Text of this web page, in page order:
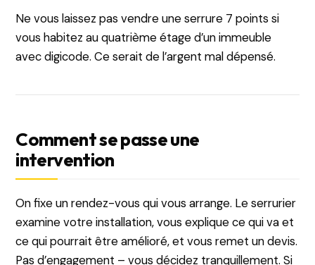
Ne vous laissez pas vendre une serrure 7 points si
vous habitez au quatrième étage d’un immeuble
avec digicode. Ce serait de l’argent mal dépensé.
Comment se passe une
intervention
On fixe un rendez-vous qui vous arrange. Le serrurier
examine votre installation, vous explique ce qui va et
ce qui pourrait être amélioré, et vous remet un devis.
Pas d’engagement – vous décidez tranquillement. Si